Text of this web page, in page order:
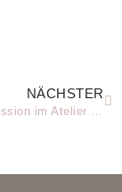
NÄCHSTER